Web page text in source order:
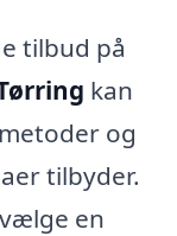
tilbud på
kan
og
tilbyder.
en